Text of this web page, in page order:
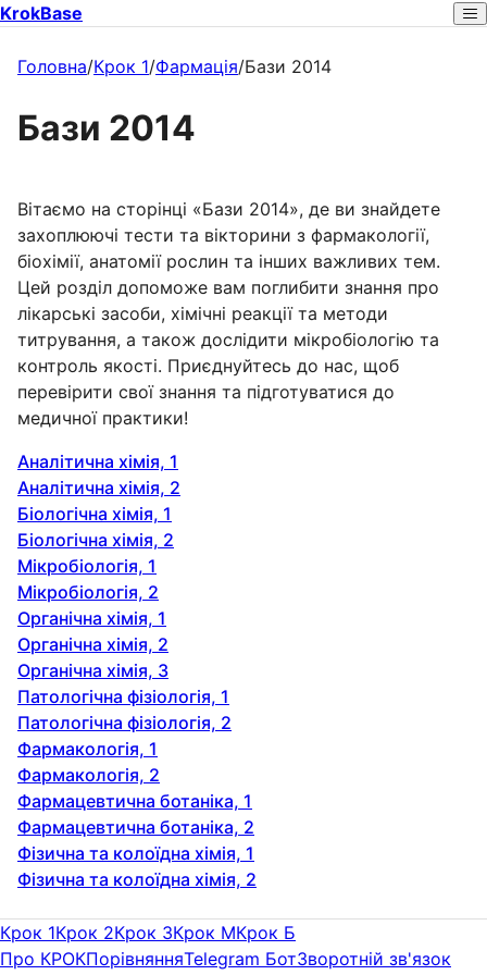
KrokBase
Головна/Крок 1/Фармація/Бази 2014
Бази 2014
Вітаємо на сторінці «Бази 2014», де ви знайдете
захоплюючі тести та вікторини з фармакології,
біохімії, анатомії рослин та інших важливих тем.
Цей розділ допоможе вам поглибити знання про
лікарські засоби, хімічні реакції та методи
титрування, а також дослідити мікробіологію та
контроль якості. Приєднуйтесь до нас, щоб
перевірити свої знання та підготуватися до
медичної практики!
Аналітична хімія, 1
Аналітична хімія, 2
Біологічна хімія, 1
Біологічна хімія, 2
Мікробіологія, 1
Мікробіологія, 2
Органічна хімія, 1
Органічна хімія, 2
Органічна хімія, 3
Патологічна фізіологія, 1
Патологічна фізіологія, 2
Фармакологія, 1
Фармакологія, 2
Фармацевтична ботаніка, 1
Фармацевтична ботаніка, 2
Фізична та колоїдна хімія, 1
Фізична та колоїдна хімія, 2
Крок 1Крок 2Крок 3Крок MКрок Б
Про КРОКПорівнянняTelegram БотЗворотній зв'язок